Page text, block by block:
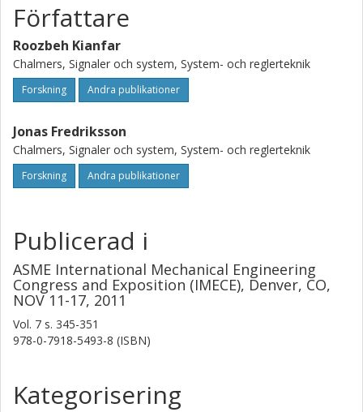
Författare
Roozbeh Kianfar
Chalmers, Signaler och system, System- och reglerteknik
Forskning Andra publikationer
Jonas Fredriksson
Chalmers, Signaler och system, System- och reglerteknik
Forskning Andra publikationer
Publicerad i
ASME International Mechanical Engineering
Congress and Exposition (IMECE), Denver, CO,
NOV 11-17, 2011
Vol. 7 s. 345-351
978-0-7918-5493-8 (ISBN)
Kategorisering